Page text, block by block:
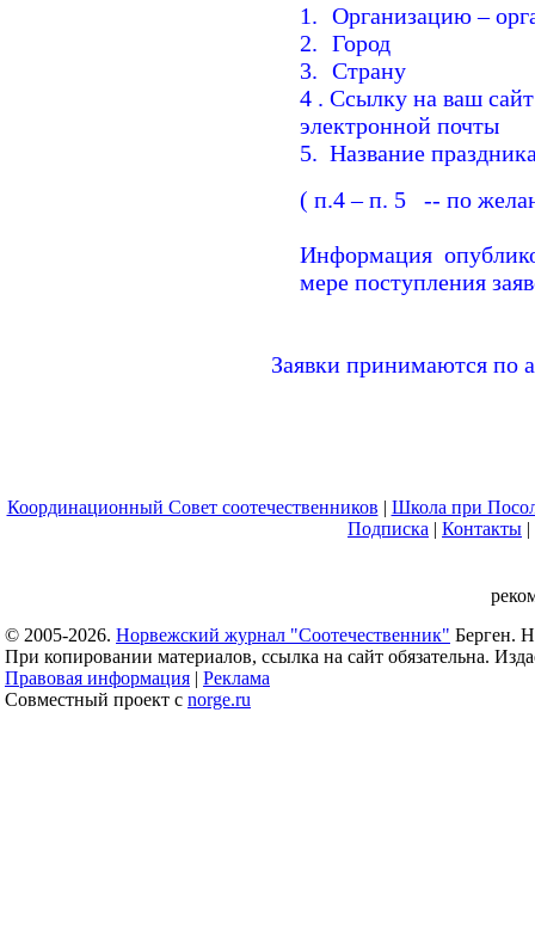
1. Организацию –
2. Город
3. Страну
4 . Ссылку на ваш сайт
электронной почты
5. Название
( п.4 – п. 5
-- по
Информация
мере поступления
Заявки принимаются по
Координационный Совет соотечественников | Школа при
Подписка | Контакты |
© 2005-2026. Норвежский журнал "Соотечественник" Берген.
При копировании материалов, ссылка на сайт обязательна.
Правовая информация | Реклама
Совместный проект с norge.ru